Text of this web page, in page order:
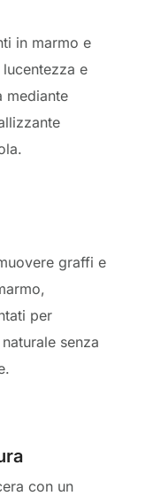
in marmo e
e
mediante
graffi e
per
senza
con un